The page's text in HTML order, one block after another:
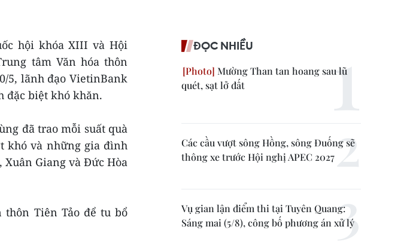
hội khóa XIII và Hội
tâm Văn hóa thôn
5, lãnh đạo VietinBank
đặc biệt khó khăn.
đã trao mỗi suất quà
khó và những gia đình
Xuân Giang và Đức Hòa
thôn Tiên Tảo để tu bổ
ĐỌC NHIỀU
Mường Than tan hoang sau lũ
quét, sạt lở đất
Các cầu vượt sông Hồng, sông Đuống sẽ
thông xe trước Hội nghị APEC 2027
Vụ gian lận điểm thi tại Tuyên Quang:
Sáng mai (5/8), công bố phương án xử lý